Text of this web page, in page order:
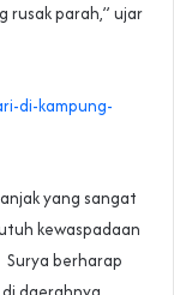
rusak parah,” ujar
di-kampung-
yang sangat
kewaspadaan
berharap